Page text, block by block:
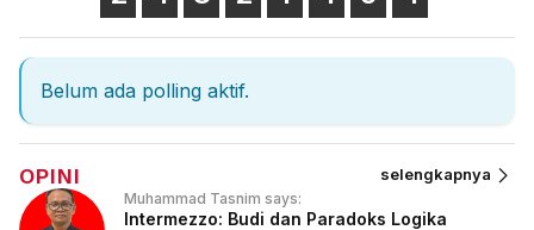
Belum ada polling aktif.
OPINI selengkapnya
Muhammad Tasnim says:
Intermezzo: Budi dan Paradoks Logika